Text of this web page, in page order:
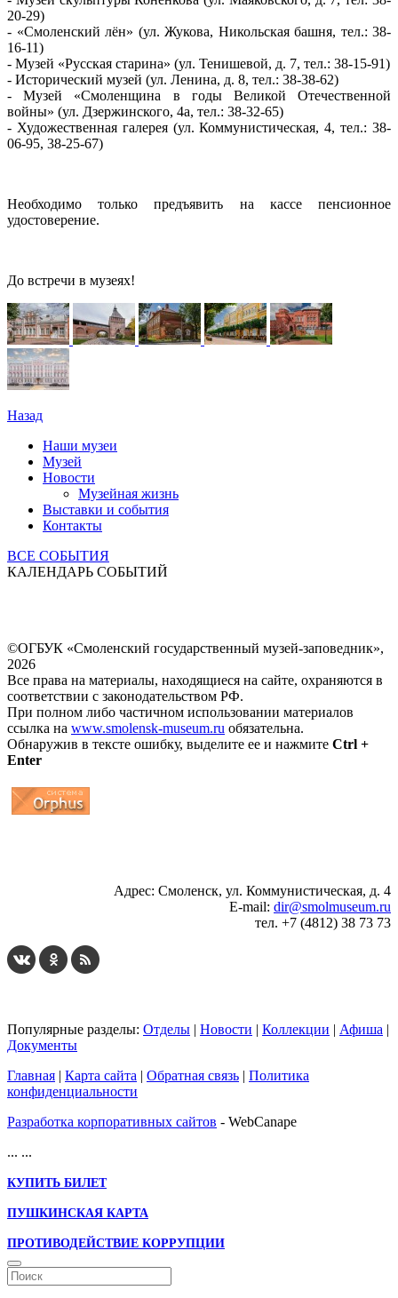
20-29)
- «Смоленский лён» (ул. Жукова, Никольская башня, тел.: 38-
16-11)
- Музей «Русская старина» (ул. Тенишевой, д. 7, тел.: 38-15-91)
- Исторический музей (ул. Ленина, д. 8, тел.: 38-38-62)
- Музей «Смоленщина в годы Великой Отечественной
войны» (ул. Дзержинского, 4а, тел.: 38-32-65)
- Художественная галерея (ул. Коммунистическая, 4, тел.: 38-
06-95, 38-25-67)
Необходимо только предъявить на кассе пенсионное
удостоверение.
До встречи в музеях!
Назад
Наши музеи
Музей
Новости
Музейная жизнь
Выставки и события
Контакты
ВСЕ СОБЫТИЯ
КАЛЕНДАРЬ СОБЫТИЙ
©ОГБУК «Смоленский государственный музей-заповедник»,
2026
Все права на материалы, находящиеся на сайте, охраняются в
соответствии с законодательством РФ.
При полном либо частичном использовании материалов
ссылка на www.smolensk-museum.ru обязательна.
Обнаружив в тексте ошибку, выделите ее и нажмите Ctrl +
Enter
Адрес: Смоленск, ул. Коммунистическая, д. 4
E-mail: dir@smolmuseum.ru
тел. +7 (4812) 38 73 73
Популярные разделы: Отделы | Новости | Коллекции | Афиша |
Документы
Главная | Карта сайта | Обратная связь | Политика
конфиденциальности
Разработка корпоративных сайтов - WebCanape
... ...
КУПИТЬ БИЛЕТ
ПУШКИНСКАЯ КАРТА
ПРОТИВОДЕЙСТВИЕ КОРРУПЦИИ